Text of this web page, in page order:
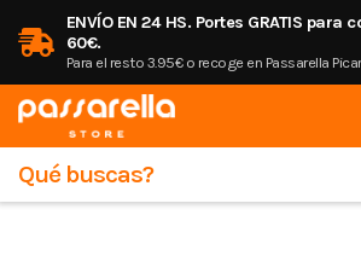
ENVÍO EN 24 HS. Portes GRATIS
60€.
Para el resto 3.95€ o recoge en Passarella